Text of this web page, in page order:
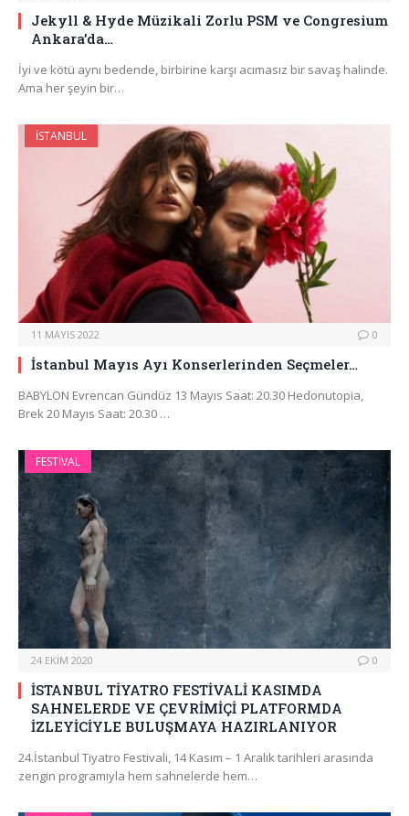
Jekyll & Hyde Müzikali Zorlu PSM ve Congresium
Ankara’da…
İyi ve kötü aynı bedende, birbirine karşı acımasız bir savaş halinde.
Ama her şeyin bir…
İSTANBUL
11 MAYIS 2022 0
İstanbul Mayıs Ayı Konserlerinden Seçmeler…
BABYLON Evrencan Gündüz 13 Mayıs Saat: 20.30 Hedonutopia,
Brek 20 Mayıs Saat: 20.30 …
FESTIVAL
24 EKIM 2020 0
İSTANBUL TİYATRO FESTİVALİ KASIMDA
SAHNELERDE VE ÇEVRİMİÇİ PLATFORMDA
İZLEYİCİYLE BULUŞMAYA HAZIRLANIYOR
24.İstanbul Tiyatro Festivali, 14 Kasım – 1 Aralık tarihleri arasında
zengin programıyla hem sahnelerde hem…